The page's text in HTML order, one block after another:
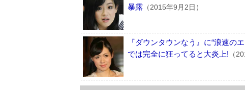
暴露 （2015年9月2日）
『ダウンタウンなう』に“浪速の
では完全に狂ってると大炎上! （